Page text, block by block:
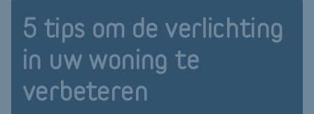
5 tips om de verlichting
in uw woning te
verbeteren